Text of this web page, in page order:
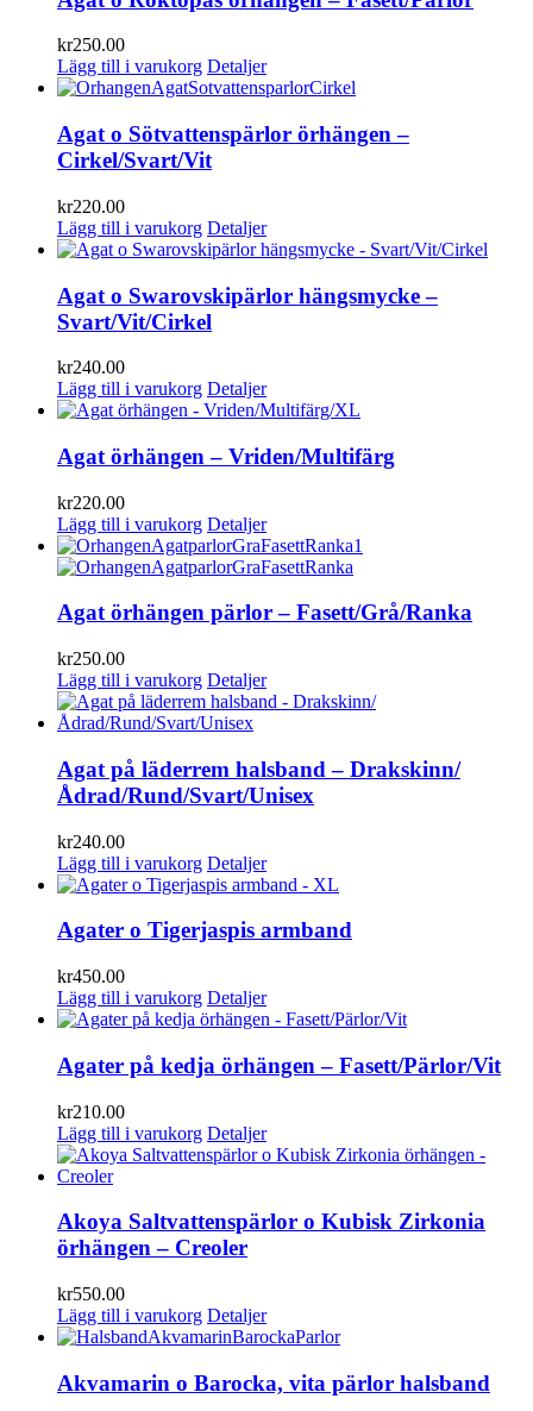
kr250.00
Lägg till i varukorg Detaljer
Agat o Sötvattenspärlor örhängen –
Cirkel/Svart/Vit
kr220.00
Lägg till i varukorg Detaljer
Agat o Swarovskipärlor hängsmycke –
Svart/Vit/Cirkel
kr240.00
Lägg till i varukorg Detaljer
Agat örhängen – Vriden/Multifärg
kr220.00
Lägg till i varukorg Detaljer
Agat örhängen pärlor – Fasett/Grå/Ranka
kr250.00
Lägg till i varukorg Detaljer
Agat på läderrem halsband – Drakskinn/
Ådrad/Rund/Svart/Unisex
kr240.00
Lägg till i varukorg Detaljer
Agater o Tigerjaspis armband
kr450.00
Lägg till i varukorg Detaljer
Agater på kedja örhängen – Fasett/Pärlor/Vit
kr210.00
Lägg till i varukorg Detaljer
Akoya Saltvattenspärlor o Kubisk Zirkonia
örhängen – Creoler
kr550.00
Lägg till i varukorg Detaljer
Akvamarin o Barocka, vita pärlor halsband